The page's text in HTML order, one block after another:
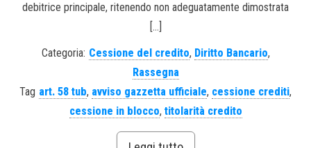
debitrice principale, ritenendo non adeguatamente dimostrata
[…]
Categoria: Cessione del credito, Diritto Bancario,
Rassegna
Tag art. 58 tub, avviso gazzetta ufficiale, cessione crediti,
cessione in blocco, titolarità credito